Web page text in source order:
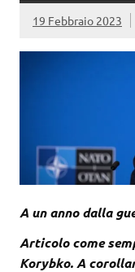
19 Febbraio 2023
A un anno dalla
Articolo come
Korybko. A